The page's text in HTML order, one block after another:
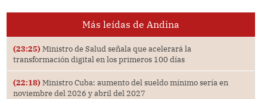
Más leídas de Andina
(23:25) Ministro de Salud señala que acelerará la
transformación digital en los primeros 100 días
(22:18) Ministro Cuba: aumento del sueldo mínimo sería en
noviembre del 2026 y abril del 2027